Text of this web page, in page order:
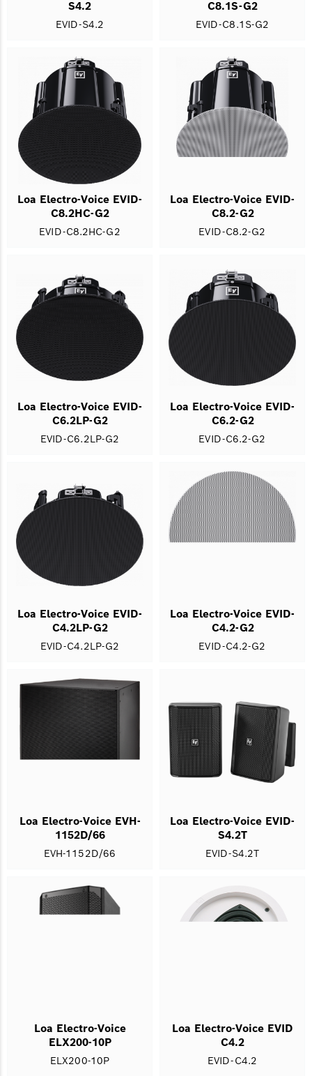
S4.2
EVID-S4.2
C8.1S-G2
EVID-C8.1S-G2
Loa Electro-Voice EVID-
C8.2HC-G2
EVID-C8.2HC-G2
Loa Electro-Voice EVID-
C8.2-G2
EVID-C8.2-G2
Loa Electro-Voice EVID-
C6.2LP-G2
EVID-C6.2LP-G2
Loa Electro-Voice EVID-
C6.2-G2
EVID-C6.2-G2
Loa Electro-Voice EVID-
C4.2LP-G2
EVID-C4.2LP-G2
Loa Electro-Voice EVID-
C4.2-G2
EVID-C4.2-G2
Loa Electro-Voice EVH-
1152D/66
EVH-1152D/66
Loa Electro-Voice EVID-
S4.2T
EVID-S4.2T
Loa Electro-Voice
ELX200-10P
ELX200-10P
Loa Electro-Voice EVID
C4.2
EVID-C4.2